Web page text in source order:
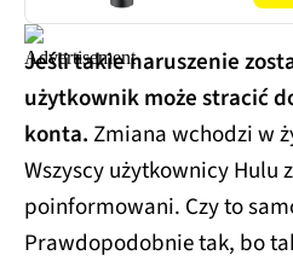
Jeśli takie naruszenie
użytkownik może stracić
konta.Zmiana wchodzi w
Wszyscy użytkownicy Hulu
poinformowani. Czy to
Prawdopodobnie tak, bo